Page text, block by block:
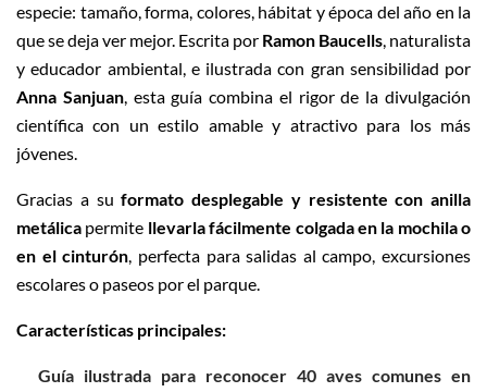
especie: tamaño, forma, colores, hábitat y época del año en la
que se deja ver mejor. Escrita por Ramon Baucells, naturalista
y educador ambiental, e ilustrada con gran sensibilidad por
Anna Sanjuan, esta guía combina el rigor de la divulgación
científica con un estilo amable y atractivo para los más
jóvenes.
Gracias a suformato desplegable y resistente con anilla
metálica permite llevarla fácilmente colgada en la mochila o
en el cinturón, perfecta para salidas al campo, excursiones
escolares o paseos por el parque.
Características principales:
Guía ilustrada para reconocer 40 aves comunes en